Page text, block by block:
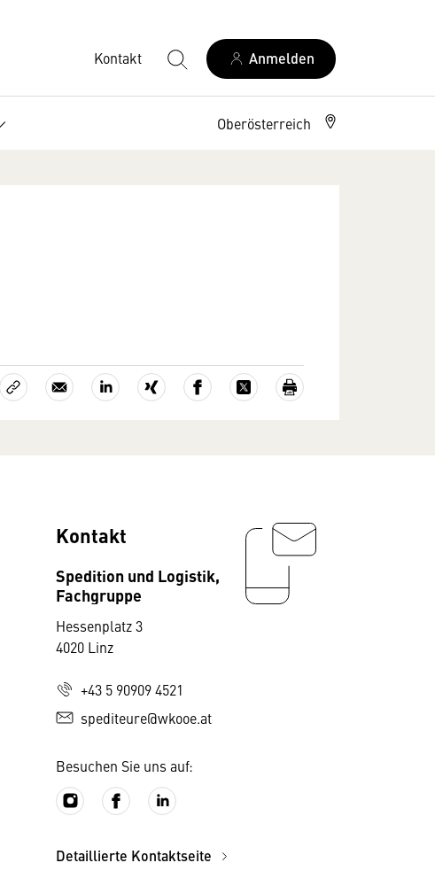
Kontakt Anmelden
Oberösterreich
Kontakt
Spedition und Logistik,
Fachgruppe
Hessenplatz 3
4020 Linz
+43 5 90909 4521
spediteure@wkooe.at
Besuchen Sie uns auf:
Detaillierte Kontaktseite